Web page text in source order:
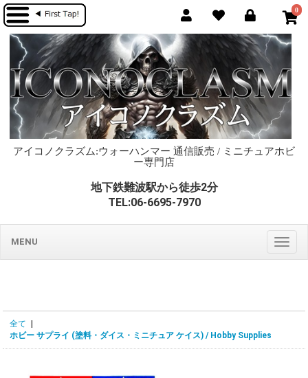
0
アイコノクラズム:ウォーハンマー 通信販売 / ミニチュアホビ
ー専門店
地下鉄難波駅から徒歩2分
TEL:06-6695-7970
MENU
全て
ホビー サプライ (塗料・ダイス・ミニチュア ケイス) / Hobby Supplies